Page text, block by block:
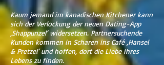
Kaum jemand im kanadischen Kitchener kann
sich der Verlockung der neuen Dating-App
‚Shappunzel‘ widersetzen. Partnersuchende
Kunden kommen in Scharen ins Café ‚Hansel
& Pretzel‘ und hoffen, dort die Liebe ihres
Lebens zu finden.